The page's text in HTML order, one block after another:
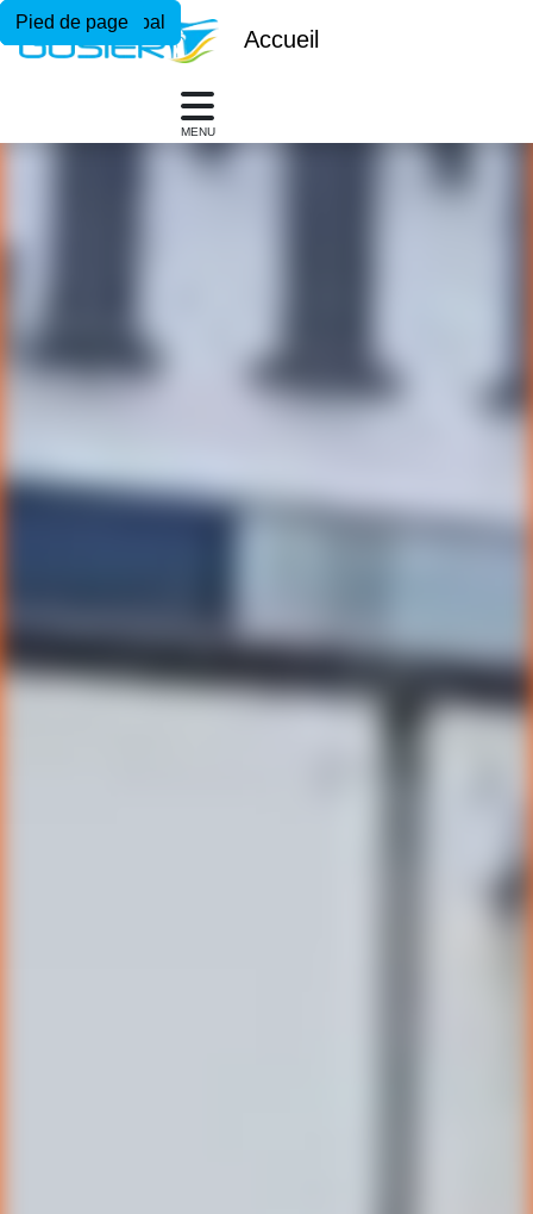
Menu principal
Contenu principal
Pied de page
Accueil
MENU